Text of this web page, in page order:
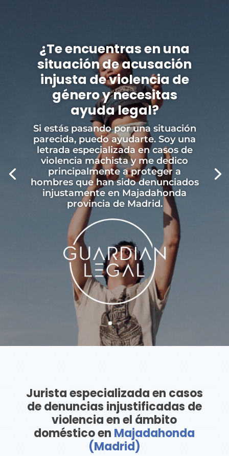
¿Te encuentras en una
situación de acusación
injusta de violencia de
género y necesitas
ayuda legal?
Si estás pasando por una situación
parecida, puedo ayudarte. Soy una
letrada especializada en casos de
violencia machista y me dedico
principalmente a proteger a
hombres que han sido denunciados
injustamente en Majadahonda
provincia de Madrid.
Jurista especializada en casos
de denuncias injustificadas de
violencia en el ámbito
doméstico en Majadahonda
(Madrid)